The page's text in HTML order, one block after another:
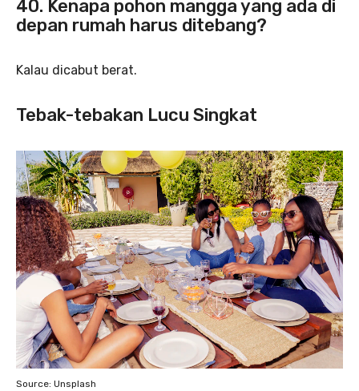
40. Kenapa pohon mangga yang ada di
depan rumah harus ditebang?
Kalau dicabut berat.
Tebak-tebakan Lucu Singkat
Source: Unsplash